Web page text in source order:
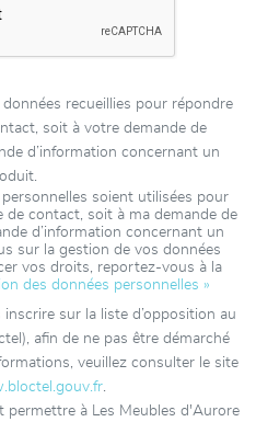
recueillies pour répondre
soit à votre demande de
d’information concernant un
personnelles soient utilisées pour
de contact, soit à ma demande de
d’information concernant un
sur la gestion de vos données
vos droits, reportez-vous à la
des données personnelles »
sur la liste d’opposition au
afin de ne pas être démarché
veuillez consulter le site
.
permettre à Les Meubles d'Aurore